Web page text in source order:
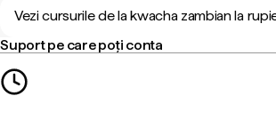
Vezi cursurile de la kwacha zambian la
Suport pe care poți conta